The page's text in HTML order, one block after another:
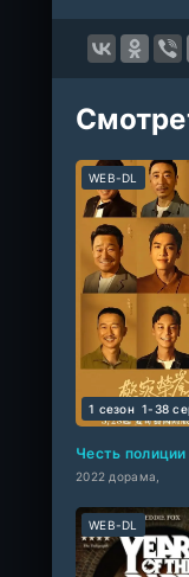
Честь полиции
2022 дорама,
WEB-DL
1 сезон 1-38
WEB-DL